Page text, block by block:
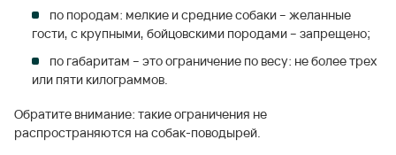
по породам: мелкие и средние собаки – желанные
гости, с крупными, бойцовскими породами – запрещено;
по габаритам – это ограничение по весу: не более трех
или пяти килограммов.
Обратите внимание: такие ограничения не
распространяются на собак-поводырей.